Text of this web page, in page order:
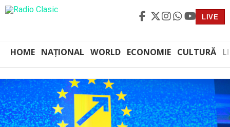
LIVE
HOME NAȚIONAL WORLD ECONOMIE CULTURĂ